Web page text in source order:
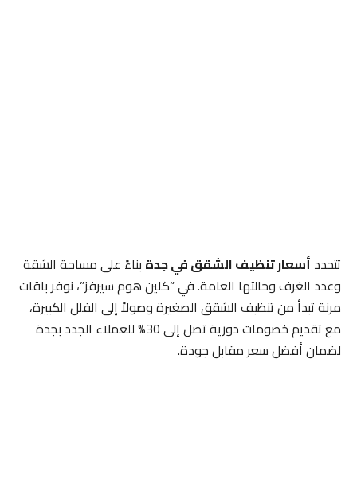
تتحددأسعار تنظيف الشقق في جدةبناءً على مساحة الشقة
وعدد الغرف وحالتها العامة. في “كلين هوم سيرفز”، نوفر باقات
مرنة تبدأ من تنظيف الشقق الصغيرة وصولاً إلى الفلل الكبيرة،
مع تقديم خصومات دورية تصل إلى 30% للعملاء الجدد بجدة
لضمان أفضل سعر مقابل جودة.